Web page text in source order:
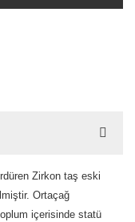
Zirkon taş eski
Ortaçağ
içerisinde statü